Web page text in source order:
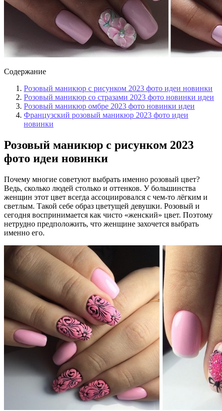
Содержание
Розовый маникюр с рисунком 2023 фото идеи новинки
Розовый маникюр со стразами 2023 фото новинки идеи
Розовый маникюр омбре 2023 фото новинки идеи
Французский розовый маникюр 2023 фото идеи
новинки
Розовый маникюр с рисунком 2023
фото идеи новинки
Почему многие советуют выбрать именно розовый цвет?
Ведь, сколько людей столько и оттенков. У большинства
женщин этот цвет всегда ассоциировался с чем-то лёгким и
светлым. Такой себе образ цветущей девушки. Розовый и
сегодня воспринимается как чисто «женский» цвет. Поэтому
нетрудно предположить, что женщине захочется выбрать
именно его.